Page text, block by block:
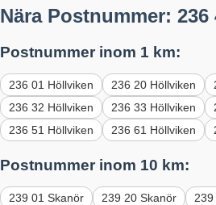
Nära Postnummer:
Postnummer inom 1 km:
236 01 Höllviken 236 20 Höllviken
236 32 Höllviken
236 33 Höllviken
236 51 Höllviken
236 61 Höllviken
Postnummer inom 10 km:
239 01 Skanör 239 20 Skanör